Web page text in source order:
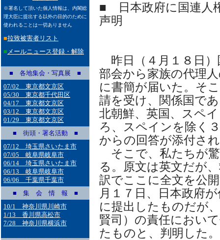
※署名して頂いた個人情報は、内閣総
理大臣に提出する以外の目的のために
使われることは一切ありません
■拉致被害者リスト
■ メールニュース登録・解除
■ 各地集会・写真展 ■
07/02 東京都文京区
05/30 東京都千代田区
04/17 東京都文京区
03/12 東京都文京区
01/29 東京都文京区
■ 街頭・署名活動 ■
07/12 埼玉県さいたま市
07/05 岐阜県岐阜市
06/14 埼玉県さいたま市
06/13 岐阜県岐阜市
06/06 千葉県千葉市
■ 集 会 情 報 ■
10/1 神奈川県川崎市
1/13 香川県高松市
7/28 神奈川県横浜市
■ 日本政府に国連人
声明
昨日（４月１８日）
部会から家族の代理
に書簡が届いた。そ
請を受け、関係国で
北朝鮮、英国、スペ
ろ、スペインを除く
からの回答が添付さ
そこで、私たちが
る。原文は英文だが
訳でここに全文を公
月１７日、日本政府
に提出したものだが
賢司）の責任におい
たものと、判明した。